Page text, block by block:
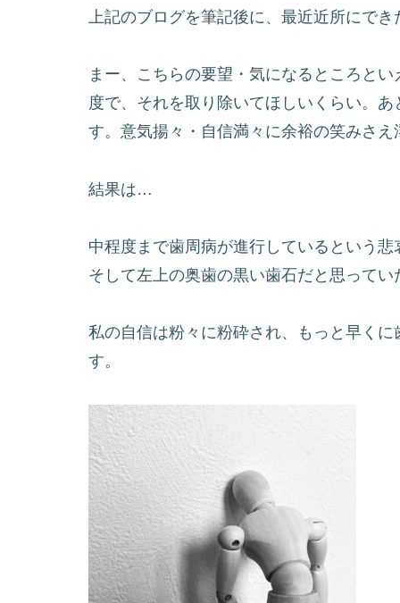
上記のブログを筆記後に、最近近所にで
まー、こちらの要望・気になるところと
度で、それを取り除いてほしいくらい。
す。意気揚々・自信満々に余裕の笑みさ
結果は…
中程度まで歯周病が進行しているという
そして左上の奥歯の黒い歯石だと思って
私の自信は粉々に粉砕され、もっと早く
す。